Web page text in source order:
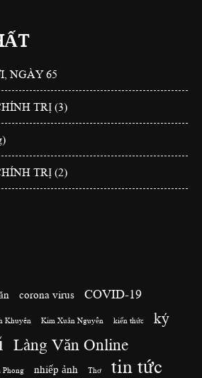
NGÀY 65
TRỊ (3)
TRỊ (2)
corona virus COVID-19
Khuyên Kim Xuân Nguyễn kiến thức ký
Làng Văn Online
Phong nhiếp ảnh Thơ tin tức